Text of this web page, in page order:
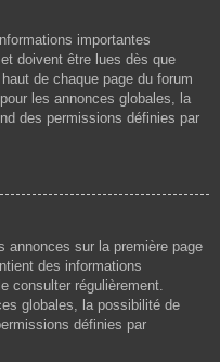
importantes
doivent être lues dès que
de chaque page du forum
les annonces globales, la
des permissions définies par
annonces sur la première page
des informations
consulter régulièrement.
globales, la possibilité de
définies par